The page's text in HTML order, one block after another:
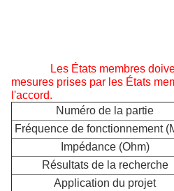
Les États membres
mesures prises par les États
l'accord.
Numéro de la partie
Fréquence de fonctionnement
Impédance (Ohm)
Résultats de la recherche
Application du projet